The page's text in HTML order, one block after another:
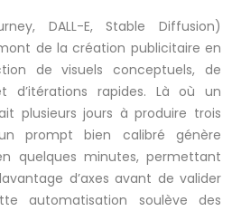
, DALL-E, Stable Diffusion)
de la création publicitaire en
de visuels conceptuels, de
d’itérations rapides. Là où un
plusieurs jours à produire trois
prompt bien calibré génère
quelques minutes, permettant
d’axes avant de valider
automatisation soulève des